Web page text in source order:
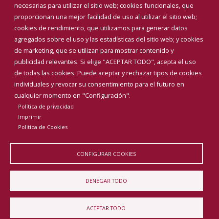
necesarias para utilizar el sitio web; cookies funcionales, que
proporcionan una mejor facilidad de uso al utilizar el sitio web;
cookies de rendimiento, que utilizamos para generar datos
agregados sobre el uso y las estadísticas del sitio web; y cookies
de marketing, que se utilizan para mostrar contenido y
publicidad relevantes. Si elige "ACEPTAR TODO", acepta el uso
de todas las cookies. Puede aceptar y rechazar tipos de cookies
individuales y revocar su consentimiento para el futuro en
cualquier momento en "Configuración".
Política de privacidad
Imprimir
Politica de Cookies
CONFIGURAR COOKIES
DENEGAR TODO
ACEPTAR TODO
Teléfonos de interés
INICIAR SESIÓN
MAPA WEB
Diputación de Burgos